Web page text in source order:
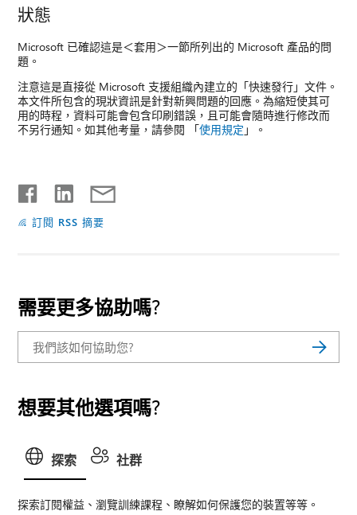
狀態
Microsoft 已確認這是＜套用＞一節所列出的 Microsoft 產品的問
題。
注意這是直接從 Microsoft 支援組織內建立的「快速發行」文件。
本文件所包含的現狀資訊是針對新興問題的回應。為縮短使其可
用的時程，資料可能會包含印刷錯誤，且可能會隨時進行修改而
不另行通知。如其他考量，請參閱 「使用規定 」。
訂閱 RSS 摘要
需要更多協助嗎?
想要其他選項嗎?
探索 社群
探索訂閱權益、瀏覽訓練課程、瞭解如何保護您的裝置等等。